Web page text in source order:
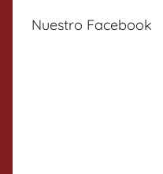
Nuestro Facebook